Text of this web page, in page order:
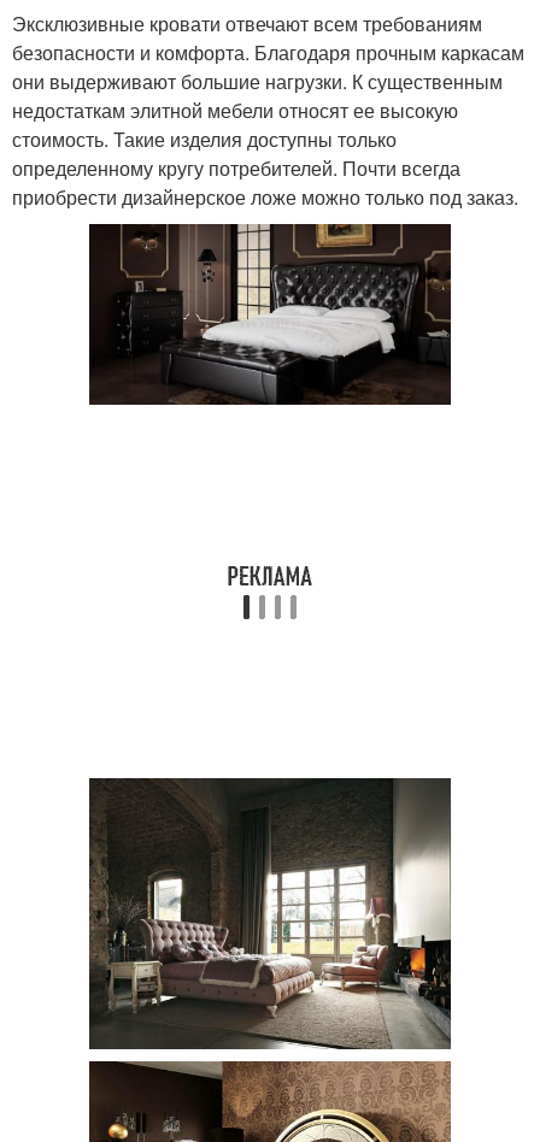
Эксклюзивные кровати отвечают всем требованиям
безопасности и комфорта. Благодаря прочным каркасам
они выдерживают большие нагрузки. К существенным
недостаткам элитной мебели относят ее высокую
стоимость. Такие изделия доступны только
определенному кругу потребителей. Почти всегда
приобрести дизайнерское ложе можно только под заказ.